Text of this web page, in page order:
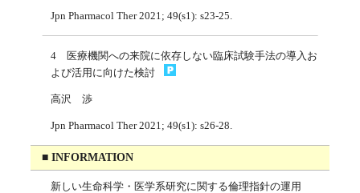
Jpn Pharmacol Ther 2021; 49(s1): s23-25.
4 医療機関への来院に依存しない臨床試験手法の導入お
よび活用に向けた検討
高沢 渉
Jpn Pharmacol Ther 2021; 49(s1): s26-28.
■ INFORMATION
新しい生命科学・医学系研究に関する倫理指針の運用